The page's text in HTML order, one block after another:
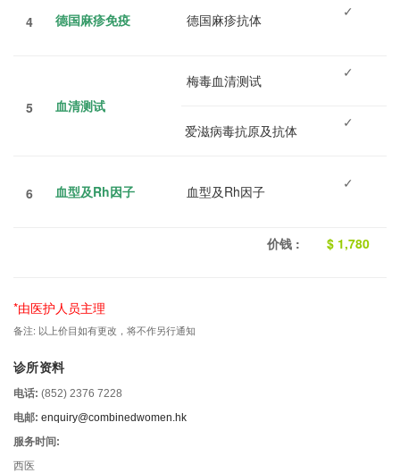
4 德国麻疹免疫 德国麻疹抗体 ✓
5 血清测试
梅毒血清测试 ✓
爱滋病毒抗原及抗体 ✓
6 血型及Rh因子 血型及Rh因子 ✓
价钱 : $ 1,780
*由医护人员主理
备注: 以上价目如有更改，将不作另行通知
诊所资料
电话: (852) 2376 7228
电邮: enquiry@combinedwomen.hk
服务时间:
西医